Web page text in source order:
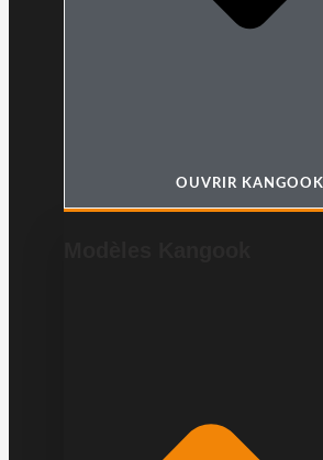
OUVRIR KANGOOK